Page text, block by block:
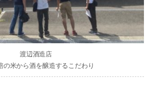
渡辺酒造店
の米から酒を醸造するこだわり